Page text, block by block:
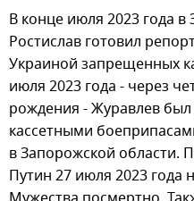
В конце июля 2023 года
Ростислав готовил
Украиной запрещенных
июля 2023 года - через
рождения - Журавлев был
кассетными
в Запорожской области.
Путин 27 июля 2023 года